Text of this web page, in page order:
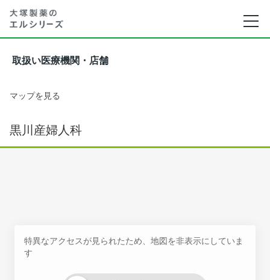
取扱い医療機関・店舗
マップを見る
黒川産婦人科
特異なアクセスが見られたため、地図を非表示にしていま
す